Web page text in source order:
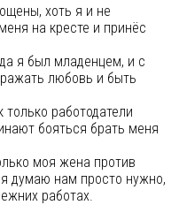
хоть я и не
на кресте и принёс
я был младенцем, и с
любовь и быть
только работодатели
бояться брать меня
моя жена против
думаю нам просто нужно,
работах.